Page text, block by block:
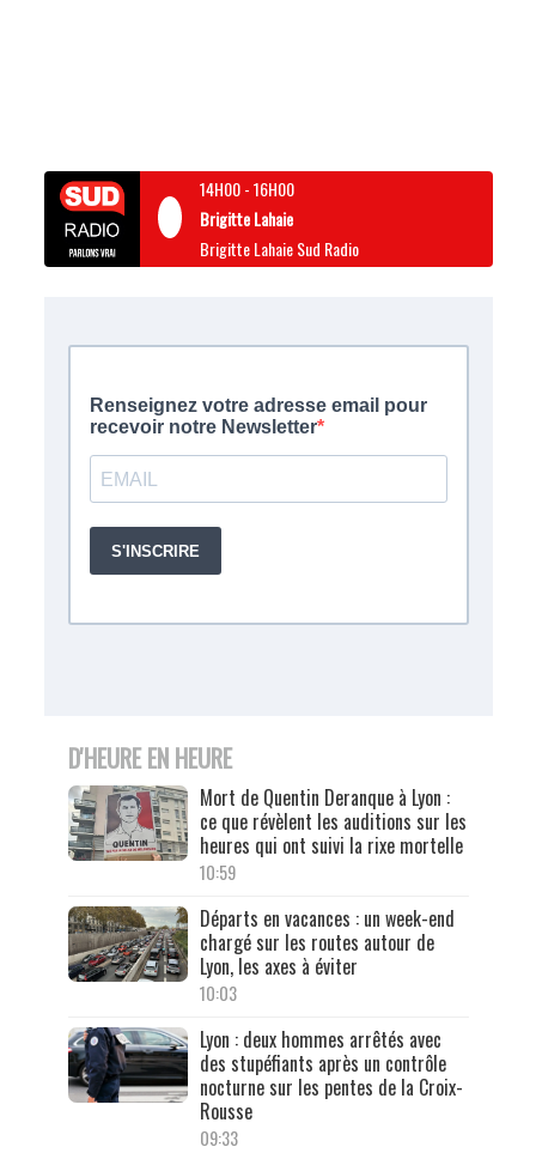
14H00-16H00
Brigitte Lahaie
Brigitte Lahaie Sud Radio
D'HEURE EN HEURE
Mort de Quentin Deranque à Lyon :
ce que révèlent les auditions sur les
heures qui ont suivi la rixe mortelle
10:59
Départs en vacances : un week-end
chargé sur les routes autour de
Lyon, les axes à éviter
10:03
Lyon : deux hommes arrêtés avec
des stupéfiants après un contrôle
nocturne sur les pentes de la Croix-
Rousse
09:33